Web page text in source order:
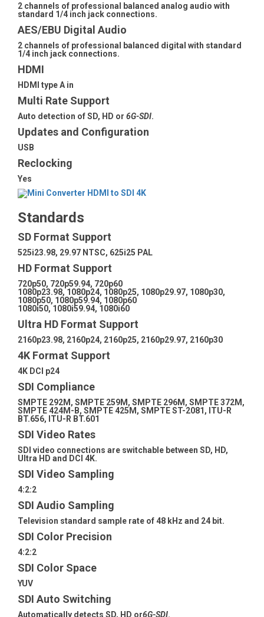
2 channels of professional balanced analog audio with
standard 1/4 inch jack connections.
AES/EBU Digital Audio
2 channels of professional balanced digital with standard
1/4 inch jack connections.
HDMI
HDMI type A in
Multi Rate Support
Auto detection of SD, HD or 6G-SDI.
Updates and Configuration
USB
Reclocking
Yes
Standards
SD Format Support
525i23.98, 29.97 NTSC, 625i25 PAL
HD Format Support
720p50, 720p59.94, 720p60
1080p23.98, 1080p24, 1080p25, 1080p29.97, 1080p30,
1080p50, 1080p59.94, 1080p60
1080i50, 1080i59.94, 1080i60
Ultra HD Format Support
2160p23.98, 2160p24, 2160p25, 2160p29.97, 2160p30
4K Format Support
4K DCI p24
SDI Compliance
SMPTE 292M, SMPTE 259M, SMPTE 296M, SMPTE 372M,
SMPTE 424M-B, SMPTE 425M, SMPTE ST-2081, ITU-R
BT.656, ITU-R BT.601
SDI Video Rates
SDI video connections are switchable between SD, HD,
Ultra HD and DCI 4K.
SDI Video Sampling
4:2:2
SDI Audio Sampling
Television standard sample rate of 48 kHz and 24 bit.
SDI Color Precision
4:2:2
SDI Color Space
YUV
SDI Auto Switching
Automatically detects SD, HD or6G-SDI.